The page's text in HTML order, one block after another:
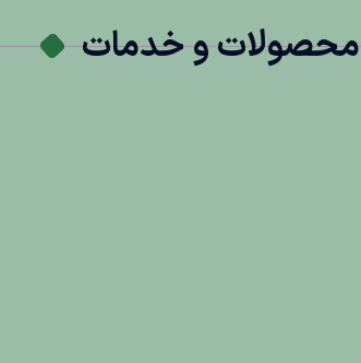
محصولات و خدمات